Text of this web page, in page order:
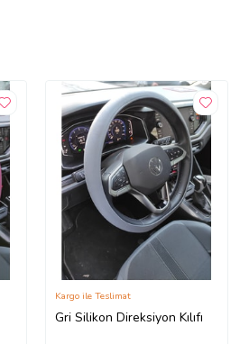
Gri Silikon Direksiyon Kılıfı
Kargo ile Teslimat